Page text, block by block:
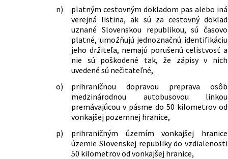
pobytu na účel podnikania, ktoré môžu
prijať zastupiteľské úrady Slovenskej
republiky v zahraničí
404/2025 Z. z.
Nariadenie vlády Slovenskej republiky,
ktorým sa mení nariadenie vlády
Slovenskej republiky č. 113/2023 Z. z. o
záujme Slovenskej republiky udeliť
národné vízum vybraným skupinám
štátnych príslušníkov tretích krajín v
znení neskorších predpisov
70/2026 Z. z.
Zákon, ktorým sa mení a dopĺňa zákon
Národnej rady Slovenskej republiky č.
154/1994 Z. z. o matrikách v znení
neskorších predpisov a ktorým sa
menia a dopĺňajú niektoré zákony
128/2026 Z. z.
Zákon, ktorým sa mení a dopĺňa zákon
č. 404/2011 Z. z. o pobyte cudzincov a o
zmene a doplnení niektorých zákonov
v znení neskorších predpisov a ktorým
sa menia a dopĺňajú niektoré zákony
n)
platným cestovným dokladom pas alebo iná
verejná listina, ak sú za cestovný doklad
uznané Slovenskou republikou, sú časovo
platné, umožňujú jednoznačnú identifikáciu
jeho držiteľa, nemajú porušenú celistvosť a
nie sú poškodené tak, že zápisy v nich
uvedené sú nečitateľné,
o)
prihraničnou dopravou preprava osôb
medzinárodnou autobusovou linkou
premávajúcou v pásme do 50 kilometrov od
vonkajšej pozemnej hranice,
p)
prihraničným územím vonkajšej hranice
územie Slovenskej republiky do vzdialenosti
50 kilometrov od vonkajšej hranice,